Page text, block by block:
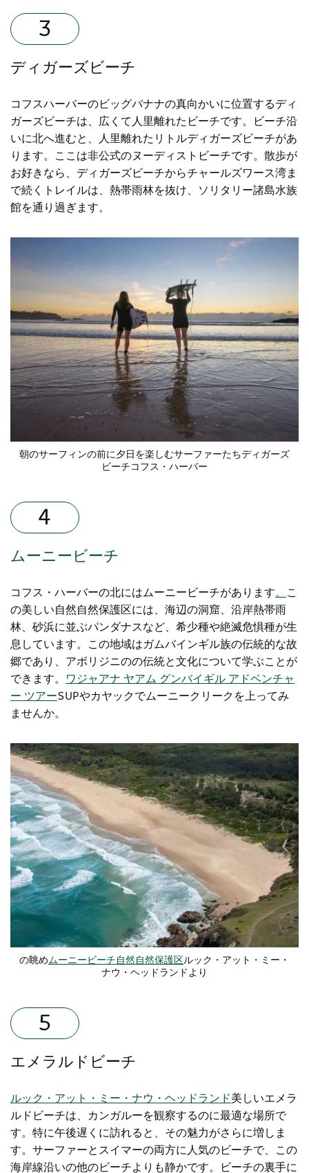
ディガーズビーチ
コフスハーバーのビッグバナナの真向かいに位置するディ
ガーズビーチは、広くて人里離れたビーチです。ビーチ沿
いに北へ進むと、人里離れたリトルディガーズビーチがあ
ります。ここは非公式のヌーディストビーチです。散歩が
お好きなら、ディガーズビーチからチャールズワース湾ま
で続くトレイルは、熱帯雨林を抜け、ソリタリー諸島水族
館を通り過ぎます。
朝のサーフィンの前に夕日を楽しむサーファーたちディガーズ
ビーチ コフス・ハーバー
ムーニービーチ
コフス・ハーバーの北にはムーニービーチがあります。
こ
の美しい自然自然保護区には、海辺の洞窟、沿岸熱帯雨
林、砂浜に並ぶパンダナスなど、希少種や絶滅危惧種が生
息しています。この地域はガムバインギル族の伝統的な故
郷であり、アボリジニのの伝統と文化について学ぶことが
できます。
ワジャアナ ヤアム グンバイギル アドベンチャ
ー ツアーSUPやカヤックでムーニークリークを上ってみ
ませんか。
の眺めムーニービーチ自然自然保護区 ルック・アット・ミー・
ナウ・ヘッドランドより
エメラルドビーチ
ルック・アット・ミー・ナウ・ヘッドランド美しいエメラ
ルドビーチは、カンガルーを観察するのに最適な場所で
す。特に午後遅くに訪れると、その魅力がさらに増しま
す。サーファーとスイマーの両方に人気のビーチで、この
海岸線沿いの他のビーチよりも静かです。ビーチの裏手に